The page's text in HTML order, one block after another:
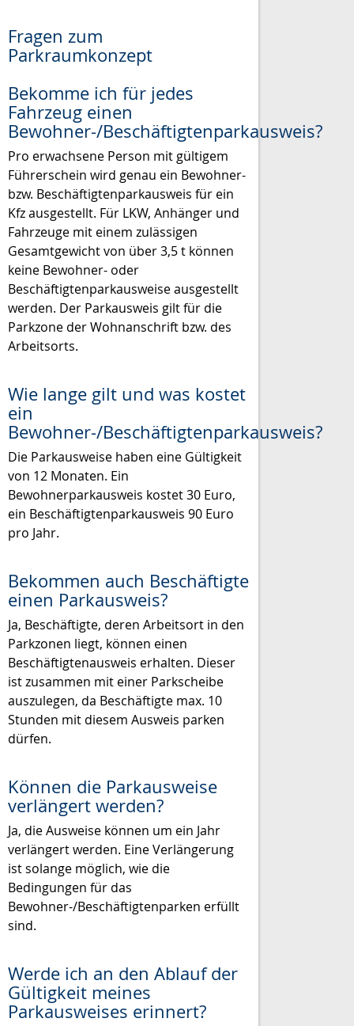
Fragen zum
Parkraumkonzept
Bekomme ich für jedes
Fahrzeug einen
Bewohner-/Beschäftigtenparkausweis?
Pro erwachsene Person mit gültigem
Führerschein wird genau ein Bewohner-
bzw. Beschäftigtenparkausweis für ein
Kfz ausgestellt. Für LKW, Anhänger und
Fahrzeuge mit einem zulässigen
Gesamtgewicht von über 3,5 t können
keine Bewohner- oder
Beschäftigtenparkausweise ausgestellt
werden. Der Parkausweis gilt für die
Parkzone der Wohnanschrift bzw. des
Arbeitsorts.
Wie lange gilt und was kostet
ein
Bewohner-/Beschäftigtenparkausweis?
Die Parkausweise haben eine Gültigkeit
von 12 Monaten. Ein
Bewohnerparkausweis kostet 30 Euro,
ein Beschäftigtenparkausweis 90 Euro
pro Jahr.
Bekommen auch Beschäftigte
einen Parkausweis?
Ja, Beschäftigte, deren Arbeitsort in den
Parkzonen liegt, können einen
Beschäftigtenausweis erhalten. Dieser
ist zusammen mit einer Parkscheibe
auszulegen, da Beschäftigte max. 10
Stunden mit diesem Ausweis parken
dürfen.
Können die Parkausweise
verlängert werden?
Ja, die Ausweise können um ein Jahr
verlängert werden. Eine Verlängerung
ist solange möglich, wie die
Bedingungen für das
Bewohner-/Beschäftigtenparken erfüllt
sind.
Werde ich an den Ablauf der
Gültigkeit meines
Parkausweises erinnert?